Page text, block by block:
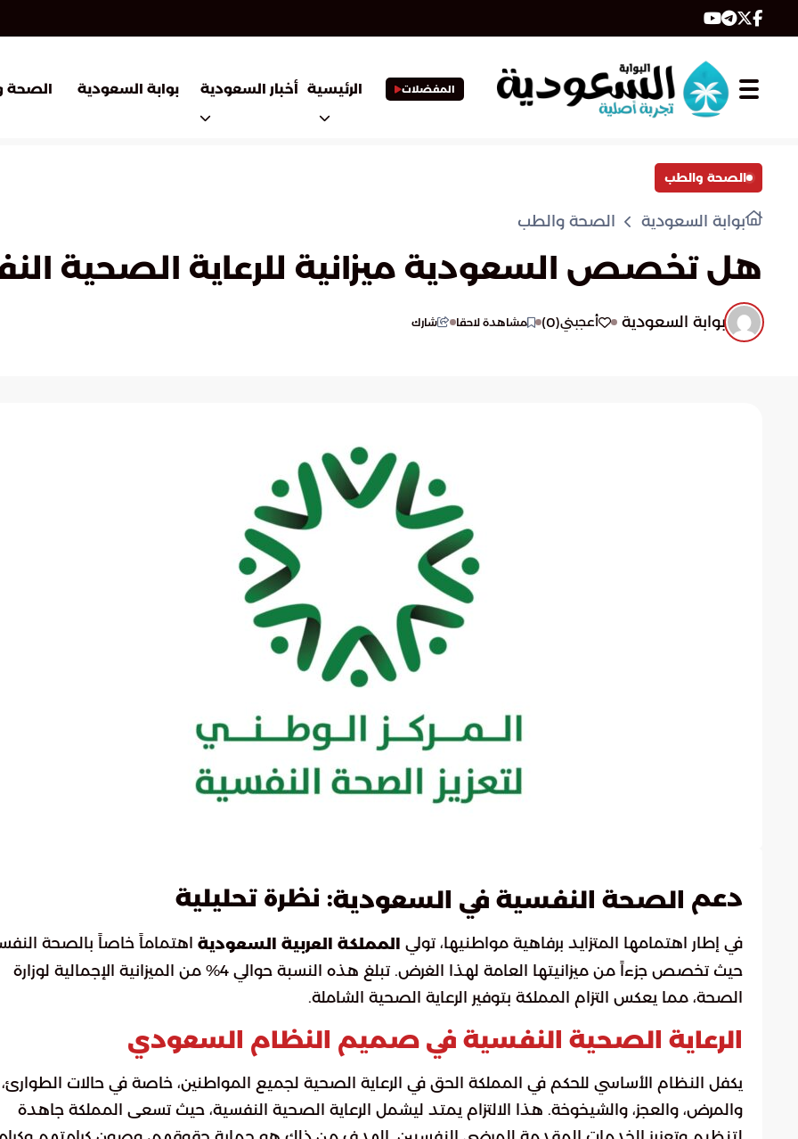
المفضلات الرئيسية أخبار السعودية بوابة السعودية الصحة
الصحة والطب
بوابة السعودية الصحة والطب
هل تخصص السعودية ميزانية للرعاية الصحية
بوابة السعودية أعجبني(
0
) مشاهدة لاحقا شارك
دعم الصحة النفسية في السعودية: نظرة تحليلية
في إطار اهتمامها المتزايد برفاهية مواطنيها، تولي المملكة العربية السعودية اهتماماً خاصاً بالصحة
حيث تخصص جزءاً من ميزانيتها العامة لهذا الغرض. تبلغ هذه النسبة حوالي 4% من الميزانية الإجمالية لوزارة
الصحة، مما يعكس التزام المملكة بتوفير الرعاية الصحية الشاملة.
الرعاية الصحية النفسية في صميم النظام السعودي
يكفل النظام الأساسي للحكم في المملكة الحق في الرعاية الصحية لجميع المواطنين، خاصة في حالات الطوارئ،
والمرض، والعجز، والشيخوخة. هذا الالتزام يمتد ليشمل الرعاية الصحية النفسية، حيث تسعى المملكة جاهدة